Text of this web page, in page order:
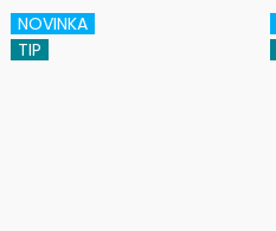
NOVINKA
TIP